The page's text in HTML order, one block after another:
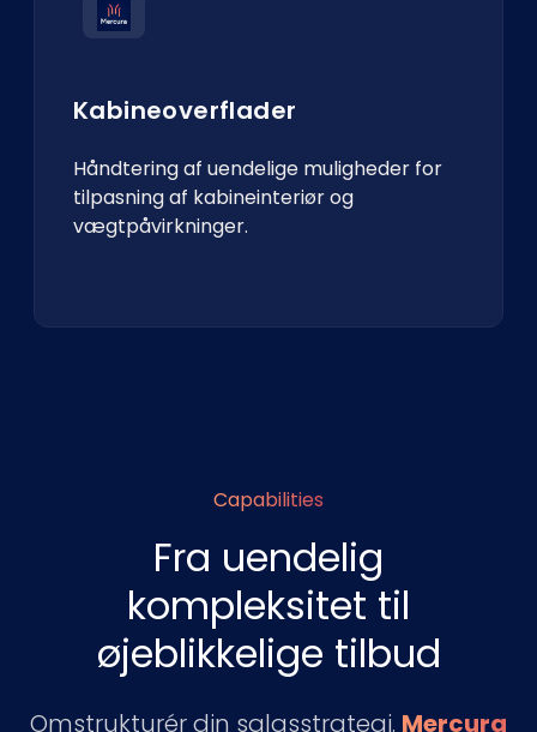
Kabineoverflader
Håndtering af uendelige muligheder for
tilpasning af kabineinteriør og
vægtpåvirkninger.
Capabilities
Fra uendelig
kompleksitet til
øjeblikkelige tilbud
Omstrukturér din salgsstrategi. Mercura